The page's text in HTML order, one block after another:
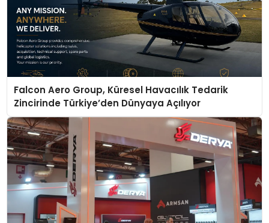
Falcon Aero Group, Küresel Havacılık Tedarik
Zincirinde Türkiye’den Dünyaya Açılıyor